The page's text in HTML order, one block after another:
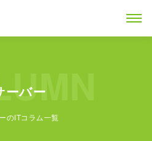
ーバー
のITコラム一覧